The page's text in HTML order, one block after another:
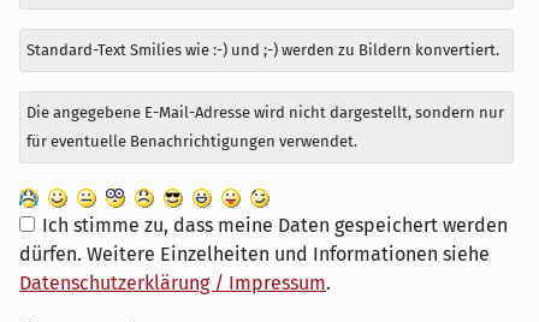
Standard-Text Smilies wie :-) und ;-) werden zu Bildern konvertiert.
Die angegebene E-Mail-Adresse wird nicht dargestellt, sondern nur
für eventuelle Benachrichtigungen verwendet.
Ich stimme zu, dass meine Daten gespeichert werden
dürfen. Weitere Einzelheiten und Informationen siehe
Datenschutzerklärung / Impressum.